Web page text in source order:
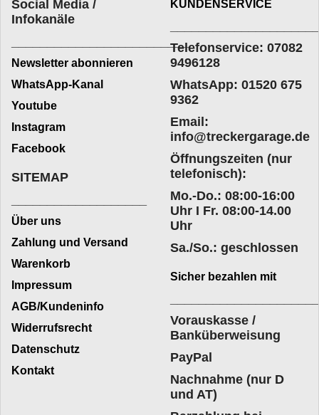
Social Media /
Infokanäle
_________________________
Newsletter abonnieren
WhatsApp-Kanal
Youtube
Instagram
Facebook
KUNDENSERVICE
Telefonservice: 07082
9496128
WhatsApp: 01520 675
9362
Email:
info@treckergarage.de
Öffnungszeiten (nur
telefonisch):
Mo.-Do.: 08:00-16:00
Uhr I Fr. 08:00-14.00
Uhr
Sa./So.: geschlossen
SITEMAP
Über uns
Zahlung und Versand
Warenkorb
Impressum
AGB/Kundeninfo
Widerrufsrecht
Datenschutz
Kontakt
Sicher bezahlen mit
Vorauskasse /
Banküberweisung
PayPal
Nachnahme (nur D
und AT)